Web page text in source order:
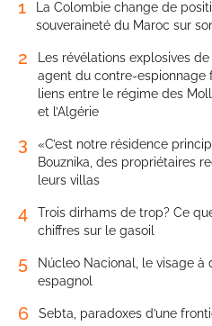
1
La Colombie change de
souveraineté du Maroc sur
2
Les révélations explosives
agent du contre-espionnage
liens entre le régime des
et l’Algérie
3
«C’est notre résidence
Bouznika, des propriétaires
leurs villas
4
Trois dirhams de trop? Ce
chiffres sur le gasoil
5
Núcleo Nacional, le visage à
espagnol
6 Sebta, paradoxes d’une